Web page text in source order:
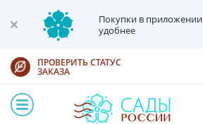
Покупки в приложении
удобнее
ПРОВЕРИТЬ СТАТУС
ЗАКАЗА